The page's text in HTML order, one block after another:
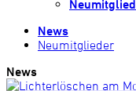
News
Neumitglieder
News